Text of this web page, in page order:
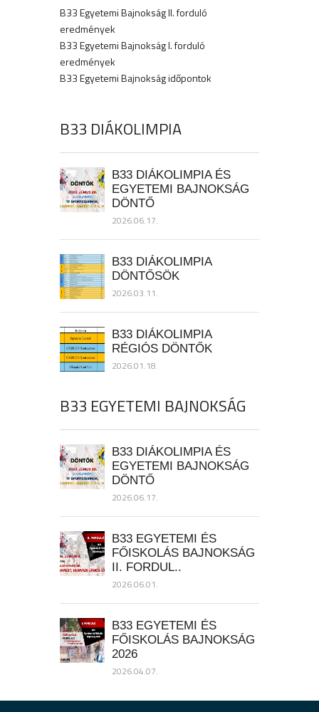
B33 Egyetemi Bajnokság II. forduló
eredmények
B33 Egyetemi Bajnokság I. forduló
eredmények
B33 Egyetemi Bajnokság időpontok
B33 DIÁKOLIMPIA
B33 DIÁKOLIMPIA ÉS
EGYETEMI BAJNOKSÁG
DÖNTŐ
2026.06.17.
B33 DIÁKOLIMPIA
DÖNTŐSÖK
2026.03.11.
B33 DIÁKOLIMPIA
RÉGIÓS DÖNTŐK
2026.01.18.
B33 EGYETEMI BAJNOKSÁG
B33 DIÁKOLIMPIA ÉS
EGYETEMI BAJNOKSÁG
DÖNTŐ
2026.06.17.
B33 EGYETEMI ÉS
FŐISKOLÁS BAJNOKSÁG
II. FORDUL..
2026.06.01.
B33 EGYETEMI ÉS
FŐISKOLÁS BAJNOKSÁG
2026
2026.04.07.